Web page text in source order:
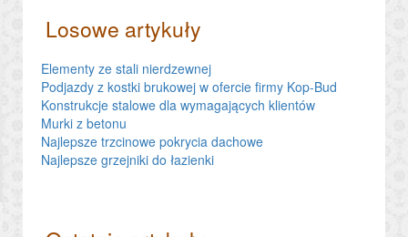
Losowe artykuły
Elementy ze stali nierdzewnej
Podjazdy z kostki brukowej w ofercie firmy Kop-Bud
Konstrukcje stalowe dla wymagających klientów
Murki z betonu
Najlepsze trzcinowe pokrycia dachowe
Najlepsze grzejniki do łazienki